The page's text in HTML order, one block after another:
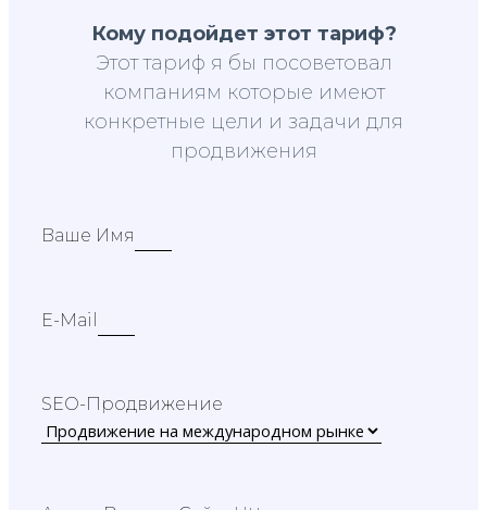
Кому подойдет этот тариф?
Этот тариф я бы посоветовал
компаниям которые имеют
конкретные цели и задачи для
продвижения
Ваше Имя
E-Mail
SEO-Продвижение